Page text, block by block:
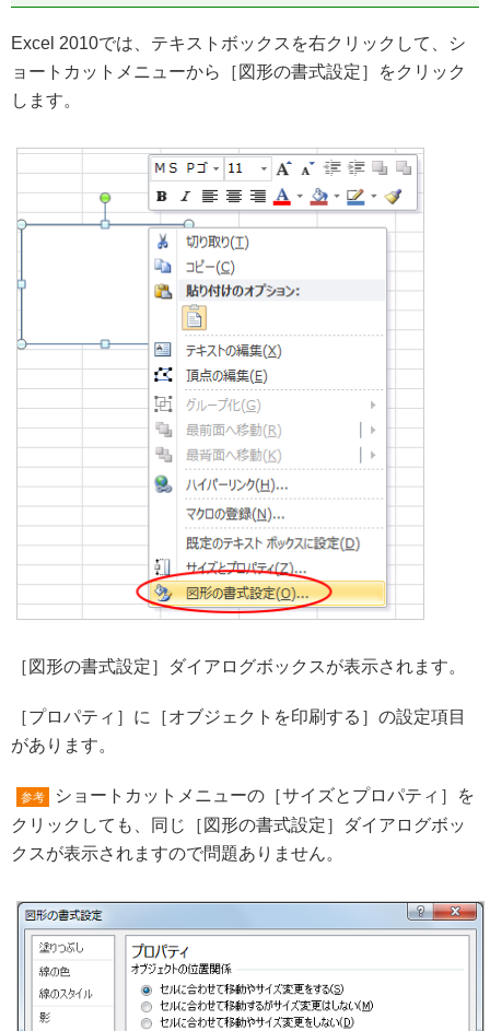
Excel 2010では、テキストボックスを右クリックして、シ
ョートカットメニューから［図形の書式設定］をクリック
します。
［図形の書式設定］ダイアログボックスが表示されます。
［プロパティ］に［オブジェクトを印刷する］の設定項目
があります。
参考
ショートカットメニューの［サイズとプロパティ］を
クリックしても、同じ［図形の書式設定］ダイアログボッ
クスが表示されますので問題ありません。